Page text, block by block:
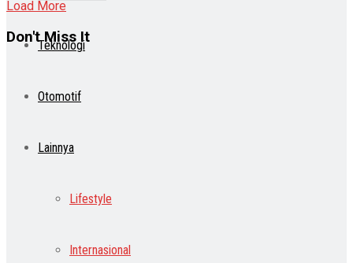
Teknologi
Otomotif
Lainnya
Lifestyle
Internasional
Load More
Don't Miss It